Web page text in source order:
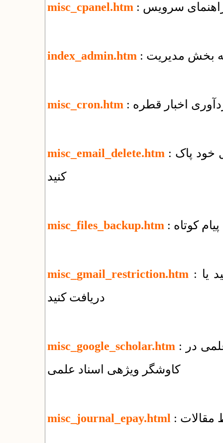
misc_cpanel.htm
index_admin.htm بخش مدیریت
misc_cron.htm اخبار قطره
misc_email_delete.htm : چگونه‌ همه‌ی نامه‌های الکترونیک را از وب‌میل خود پاک
کنید
misc_files_backup.htm کوتاه
misc_gmail_restriction.htm : چه فایل‌هایی را با جی‌میل نمی‌توانید بفرستید یا
دریافت کنید
misc_google_scholar.htm : نحوه ثبت مقالات منتشر شده در پایگاههای علمی در
کاوشگر ویژهی اسناد علمی
misc_journal_epay.html مقالات